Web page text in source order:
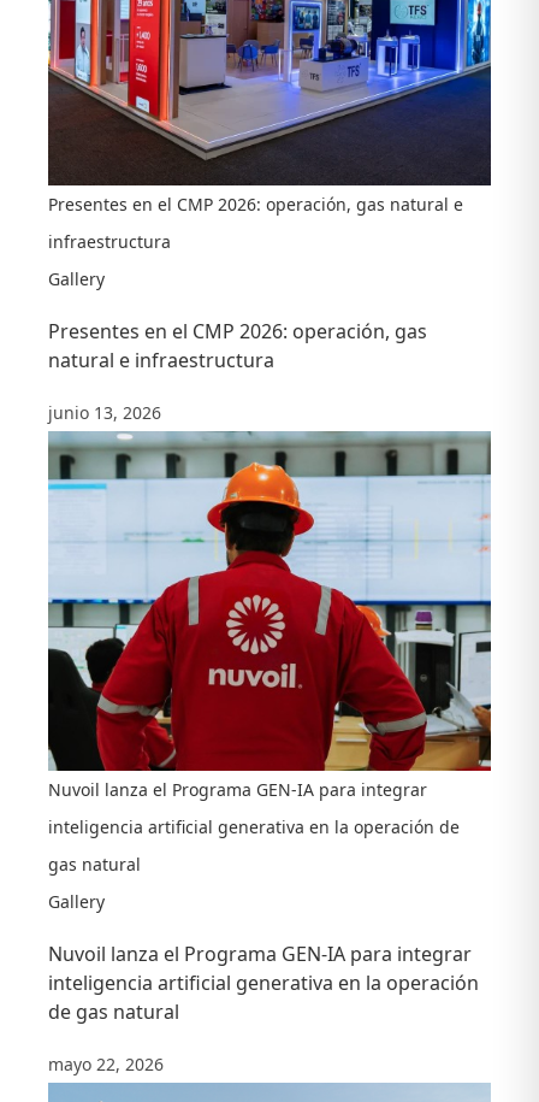
Presentes en el CMP 2026: operación, gas natural e
infraestructura
Gallery
Presentes en el CMP 2026: operación, gas
natural e infraestructura
junio 13, 2026
Nuvoil lanza el Programa GEN-IA para integrar
inteligencia artificial generativa en la operación de
gas natural
Gallery
Nuvoil lanza el Programa GEN-IA para integrar
inteligencia artificial generativa en la operación
de gas natural
mayo 22, 2026